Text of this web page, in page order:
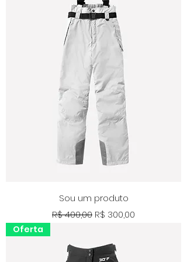
Sou um produto
Preço normal
R$ 400,00 Preço promocional
R$ 300,00
Oferta